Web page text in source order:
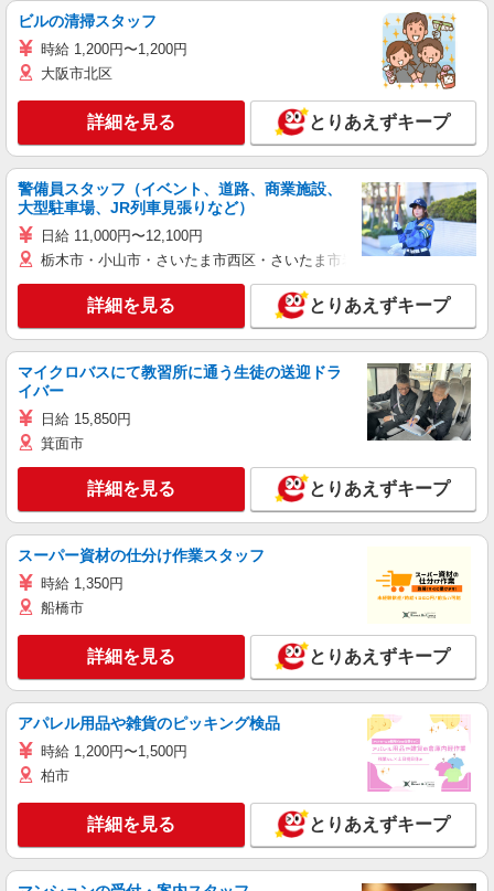
ビルの清掃スタッフ
時給 1,200円〜1,200円
大阪市北区
詳細を見る とりあえずキープ
警備員スタッフ（イベント、道路、商業施設、
大型駐車場、JR列車見張りなど）
日給 11,000円〜12,100円
栃木市・小山市・さいたま市西区・さいたま市岩槻区・久喜市・蓮田
詳細を見る とりあえずキープ
マイクロバスにて教習所に通う生徒の送迎ドラ
イバー
日給 15,850円
箕面市
詳細を見る とりあえずキープ
スーパー資材の仕分け作業スタッフ
時給 1,350円
船橋市
詳細を見る とりあえずキープ
アパレル用品や雑貨のピッキング検品
時給 1,200円〜1,500円
柏市
詳細を見る とりあえずキープ